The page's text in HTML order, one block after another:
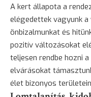
A kert állapota a
elégedettek vagyunk
önbizalmunkat és
pozitív változásokat
teljesen rendbe hozni
elvárásokat
élet bizonyos